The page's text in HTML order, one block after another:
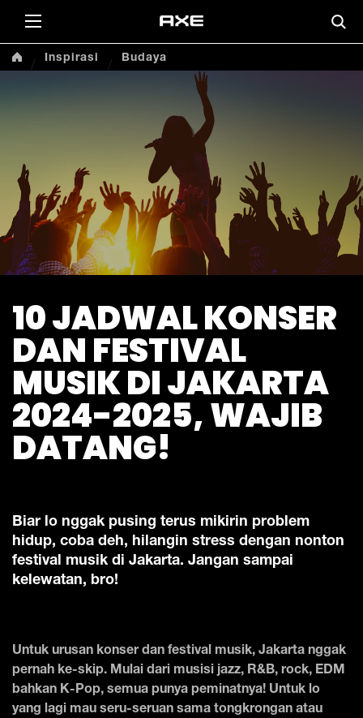
Inspirasi Budaya
10 JADWAL KONSER
DAN FESTIVAL
MUSIK DI JAKARTA
2024-2025, WAJIB
DATANG!
Biar lo nggak pusing terus mikirin problem
hidup, coba deh, hilangin stress dengan nonton
festival musik di Jakarta. Jangan sampai
kelewatan, bro!
Untuk urusan konser dan festival musik, Jakarta nggak
pernah ke-skip. Mulai dari musisi jazz, R&B, rock, EDM
bahkan K-Pop, semua punya peminatnya! Untuk lo
yang lagi mau seru-seruan sama tongkrongan atau